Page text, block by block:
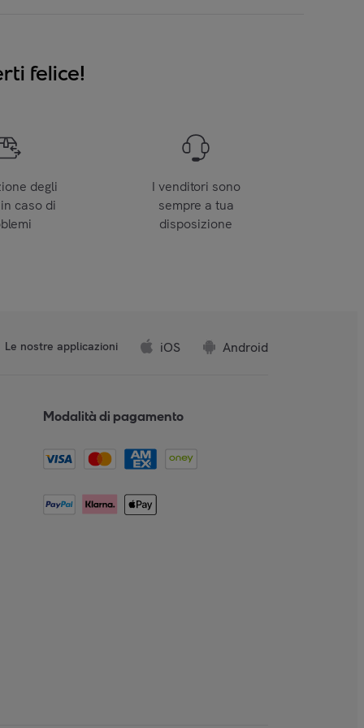
felice!
degli
caso di
I venditori sono
sempre a tua
disposizione
Le nostre applicazioni iOS Android
Modalità di pagamento